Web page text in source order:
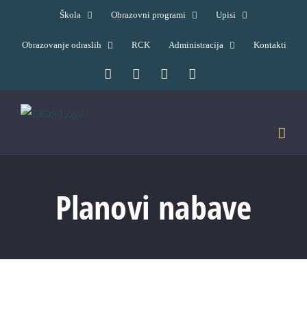
content
Škola Obrazovni programi Upisi
Obrazovanje odraslih RCK Administracija Kontakti
FacebookYouTube
Planovi nabave